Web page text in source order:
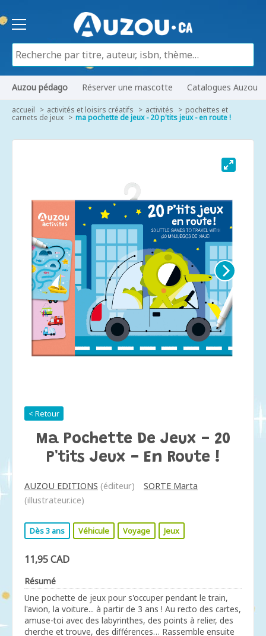
Auzou pédago Réserver une mascotte Catalogues Auzou
accueil activités et loisirs créatifs activités pochettes et
carnets de jeux ma pochette de jeux - 20 p'tits jeux - en route !
< Retour
Ma Pochette De Jeux - 20
P'tits Jeux - En Route !
AUZOU EDITIONS (éditeur)
SORTE Marta
(illustrateur.ice)
Dès 3 ans Véhicule Voyage Jeux
11,95 CAD
Résumé
Une pochette de jeux pour s'occuper pendant le train,
l'avion, la voiture... à partir de 3 ans ! Au recto des cartes,
amuse-toi avec des labyrinthes, des points à relier, des
cherche et trouve, des différences… Rassemble ensuite